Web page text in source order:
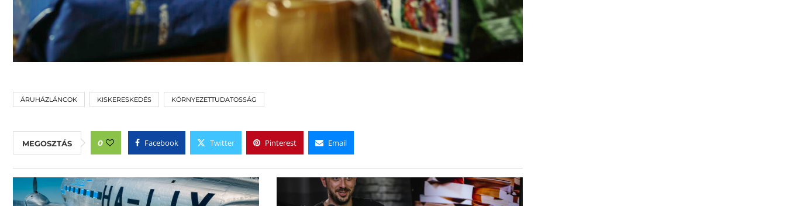
ÁRUHÁZLÁNCOK KISKERESKEDÉS KÖRNYEZETTUDATOSSÁG
MEGOSZTÁS 0 Facebook Twitter Pinterest Email